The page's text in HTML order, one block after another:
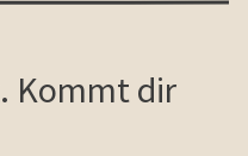
Kommt dir